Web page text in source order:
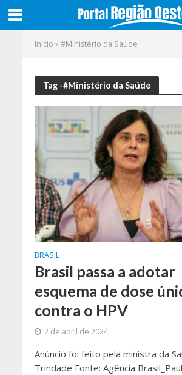
Início »#Ministério da Saúde
Tag -#Ministério da Saúde
BRASIL
Brasil passa a adotar
esquema de dose
contra o HPV
2 de abril de 2024
Anúncio foi feito pela ministra da
Trindade Fonte: Agência